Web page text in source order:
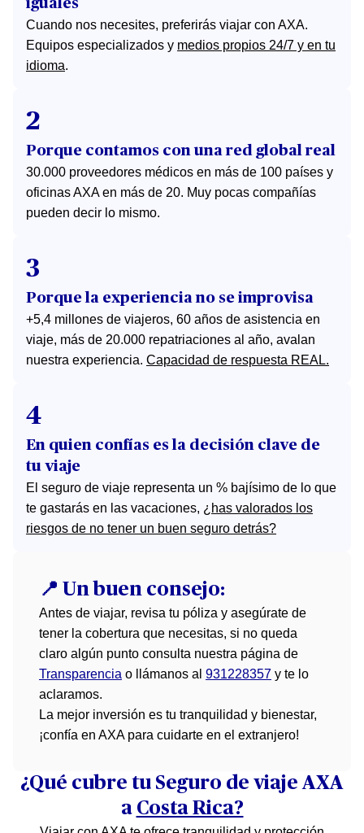
iguales
Cuando nos necesites, preferirás viajar con AXA.
Equipos especializados y medios propios 24/7 y en tu
idioma.
2
Porque contamos con una red global real
30.000 proveedores médicos en más de 100 países y
oficinas AXA en más de 20. Muy pocas compañías
pueden decir lo mismo.
3
Porque la experiencia no se improvisa
+5,4 millones de viajeros, 60 años de asistencia en
viaje, más de 20.000 repatriaciones al año, avalan
nuestra experiencia. Capacidad de respuesta REAL.
4
En quien confías es la decisión clave de
tu viaje
El seguro de viaje representa un % bajísimo de lo que
te gastarás en las vacaciones, ¿has valorados los
riesgos de no tener un buen seguro detrás?
📍 Un buen consejo:
Antes de viajar, revisa tu póliza y asegúrate de
tener la cobertura que necesitas, si no queda
claro algún punto consulta nuestra página de
Transparencia o llámanos al 931228357 y te lo
aclaramos.
La mejor inversión es tu tranquilidad y bienestar,
¡confía en AXA para cuidarte en el extranjero!
¿Qué cubre tu Seguro de viaje AXA
a Costa Rica?